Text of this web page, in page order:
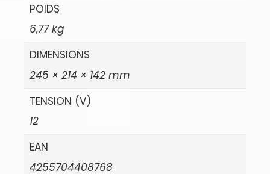
POIDS
6,77 kg
DIMENSIONS
245 × 214 × 142 mm
TENSION (V)
12
EAN
4255704408768